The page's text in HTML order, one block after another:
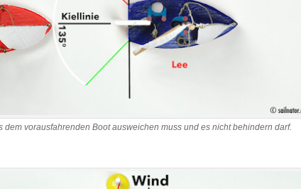
dem vorausfahrenden Boot ausweichen muss und es nicht behindern darf.